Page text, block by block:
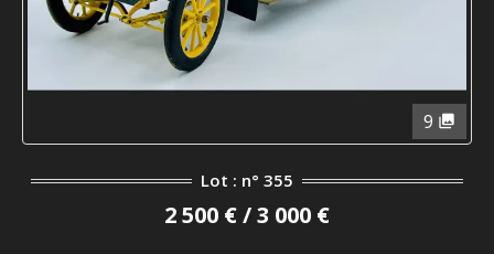
9
Lot : n° 355
2 500 € / 3 000 €